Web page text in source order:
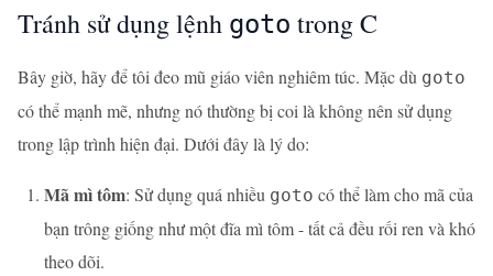
Tránh sử dụng lệnh goto trong C
Bây giờ, hãy để tôi đeo mũ giáo viên nghiêm túc. Mặc dù goto
có thể mạnh mẽ, nhưng nó thường bị coi là không nên sử dụng
trong lập trình hiện đại. Dưới đây là lý do:
Mã mì tôm: Sử dụng quá nhiều goto có thể làm cho mã của
bạn trông giống như một đĩa mì tôm - tất cả đều rối ren và khó
theo dõi.